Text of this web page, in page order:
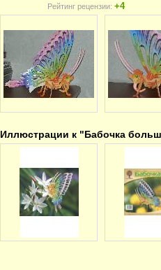
Рейтинг рецензии: +4
Иллюстрации к "Бабочка